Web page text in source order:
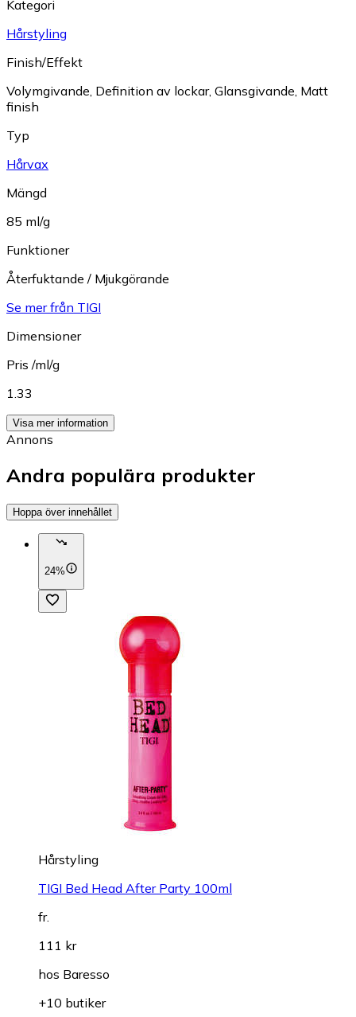
Kategori
Hårstyling
Finish/Effekt
Volymgivande, Definition av lockar, Glansgivande, Matt
finish
Typ
Hårvax
Mängd
85 ml/g
Funktioner
Återfuktande / Mjukgörande
Se mer från TIGI
Dimensioner
Pris /ml/g
1.33
Visa mer information
Annons
Andra populära produkter
Hoppa över innehållet
24%
Hårstyling
TIGI Bed Head After Party 100ml
fr.
111 kr
hos Baresso
+10 butiker